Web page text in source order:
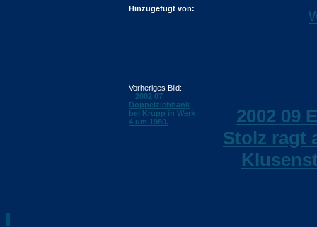
Hinzugefügt von:
Vorheriges Bild:
2002 07
Doppelziehbank
bei Krupp in Werk
4 um 1980.
2002 09
Stolz ragt